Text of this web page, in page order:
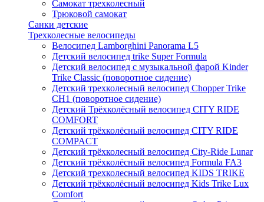
Самокат трехколесный
Трюковой самокат
Санки детские
Трехколесные велосипеды
Велосипед Lamborghini Panorama L5
Детский велосипед trike Super Formula
Детский велосипед с музыкальной фарой Kinder
Trike Classic (поворотное сидение)
Детский трехколесный велосипед Chopper Trike
CH1 (поворотное сидение)
Детский Трёхколёсный велосипед CITY RIDE
COMFORT
Детский трёхколёсный велосипед CITY RIDE
COMPACT
Детский трёхколесный велосипед City-Ride Lunar
Детский трёхколёсный велосипед Formula FA3
Детский трехколесный велосипед KIDS TRIKE
Детский трёхколёсный велосипед Kids Trike Lux
Comfort